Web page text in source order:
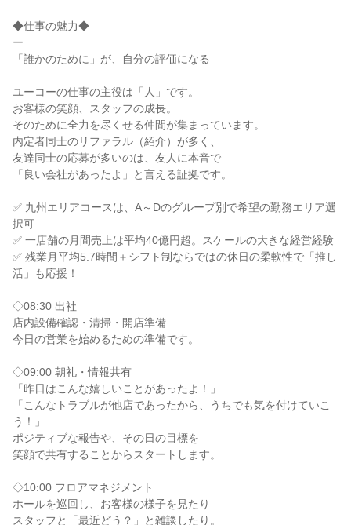
◆仕事の魅力◆
ー
「誰かのために」が、自分の評価になる
ユーコーの仕事の主役は「人」です。
お客様の笑顔、スタッフの成長。
そのために全力を尽くせる仲間が集まっています。
内定者同士のリファラル（紹介）が多く、
友達同士の応募が多いのは、友人に本音で
「良い会社があったよ」と言える証拠です。
✅ 九州エリアコースは、A～Dのグループ別で希望の勤務エリア選
択可
✅ 一店舗の月間売上は平均40億円超。スケールの大きな経営経験
✅ 残業月平均5.7時間＋シフト制ならではの休日の柔軟性で「推し
活」も応援！
◇08:30 出社
店内設備確認・清掃・開店準備
今日の営業を始めるための準備です。
◇09:00 朝礼・情報共有
「昨日はこんな嬉しいことがあったよ！」
「こんなトラブルが他店であったから、うちでも気を付けていこ
う！」
ポジティブな報告や、その日の目標を
笑顔で共有することからスタートします。
◇10:00 フロアマネジメント
ホールを巡回し、お客様の様子を見たり
スタッフと「最近どう？」と雑談したり。